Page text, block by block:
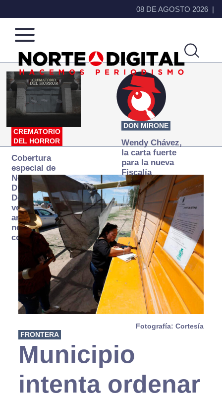
08 DE AGOSTO 2026
Norte
de
Ciudad
Más
que
noticias,
hacemos periodismo
CREMATORIO
DEL HORROR
Cobertura
especial de
Norte
Digital:
Donde la
verdad
arde… pero
no se
consume
DON MIRONE
Wendy Chávez,
la carta fuerte
para la nueva
Fiscalía
autónoma
Fotografía: Cortesía
FRONTERA
Municipio
intenta ordenar